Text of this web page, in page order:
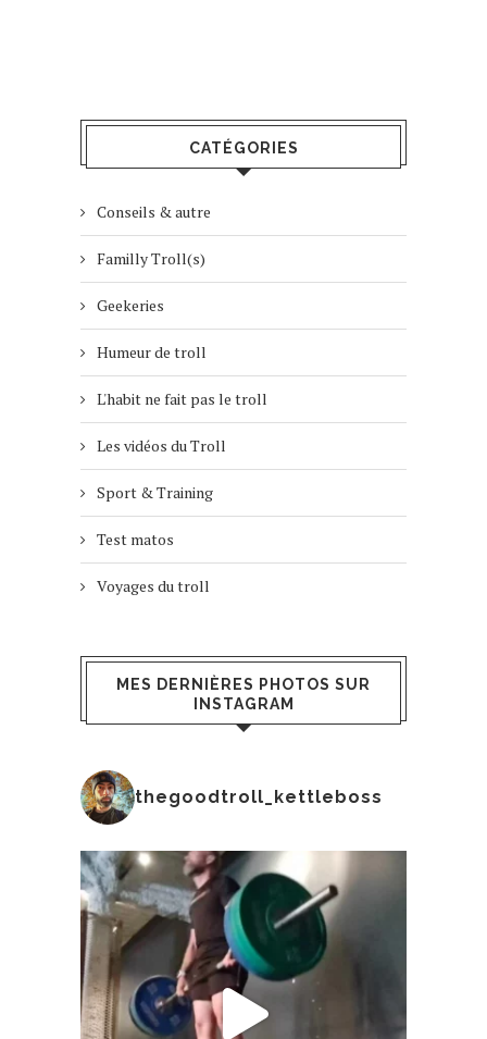
CATÉGORIES
Conseils & autre
Familly Troll(s)
Geekeries
Humeur de troll
L'habit ne fait pas le troll
Les vidéos du Troll
Sport & Training
Test matos
Voyages du troll
MES DERNIÈRES PHOTOS SUR
INSTAGRAM
thegoodtroll_kettleboss